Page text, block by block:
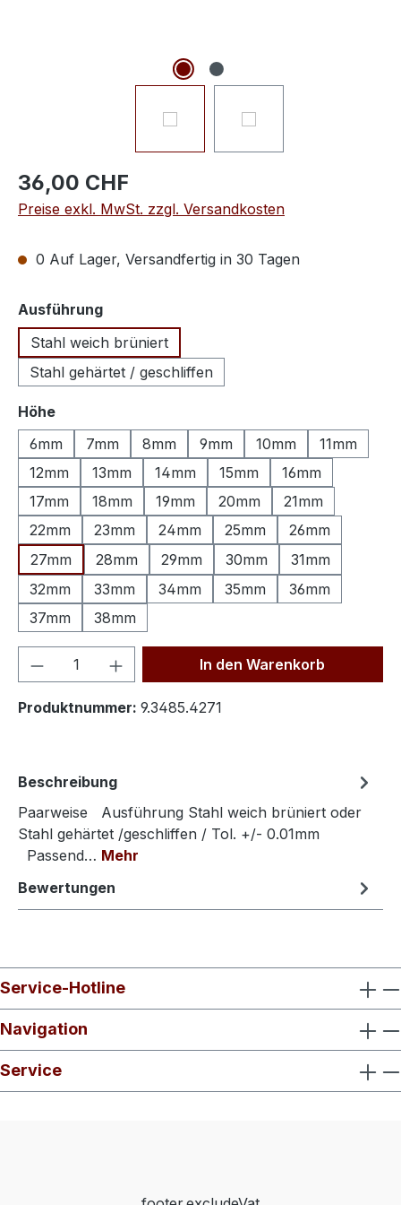
36,00 CHF
Preise exkl. MwSt. zzgl. Versandkosten
0 Auf Lager, Versandfertig in 30 Tagen
Ausführungauswählen
Stahl weich brüniert
Stahl gehärtet / geschliffen
Höheauswählen
6mm
7mm 8mm 9mm 10mm
11mm
12mm
13mm 14mm 15mm
16mm
17mm
18mm 19mm 20mm
21mm
22mm
23mm 24mm 25mm
26mm
27mm
28mm 29mm 30mm
31mm
32mm
33mm 34mm 35mm
36mm
37mm
38mm
Produkt Anzahl: Gib denIn den Warenkorb
Produktnummer: 9.3485.4271
Beschreibung
Paarweise Ausführung Stahl weich brüniert oder
Stahl gehärtet /geschliffen / Tol. +/- 0.01mm
Passend… Mehr
Bewertungen
Service-Hotline
Navigation
Service